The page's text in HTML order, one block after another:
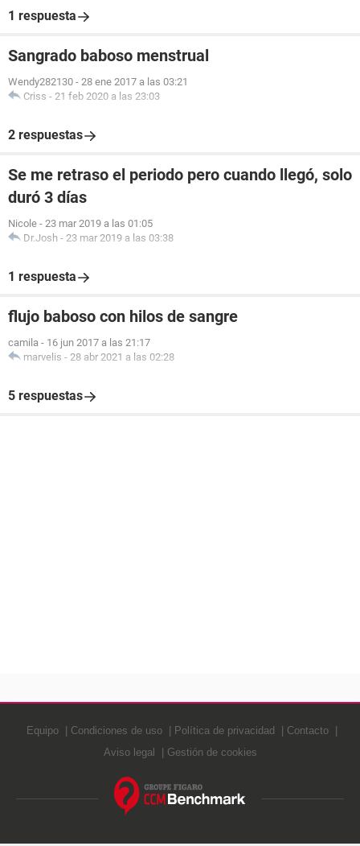
1 respuesta
Sangrado baboso menstrual
Wendy282130 - 28 ene 2017 a las 03:21
Criss - 21 feb 2020 a las 23:03
2 respuestas
Se me retraso el periodo pero cuando llegó, solo
duró 3 días
Nicole - 23 mar 2019 a las 01:05
Dr.Josh - 23 mar 2019 a las 03:38
1 respuesta
flujo baboso con hilos de sangre
camila - 16 jun 2017 a las 21:17
marvelis - 28 abr 2021 a las 02:28
5 respuestas
Equipo Condiciones de uso Política de privacidad
Contacto
Aviso legal
Gestión de cookies